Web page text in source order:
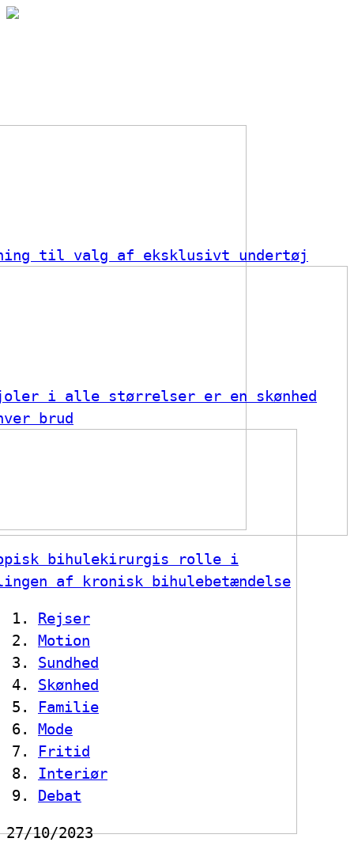
til valg af eksklusivt undertøj
i alle størrelser er en skønhed
brud
bihulekirurgis rolle i
af kronisk bihulebetændelse
Rejser
Motion
Sundhed
Skønhed
Familie
Mode
Fritid
Interiør
Debat
27/10/2023